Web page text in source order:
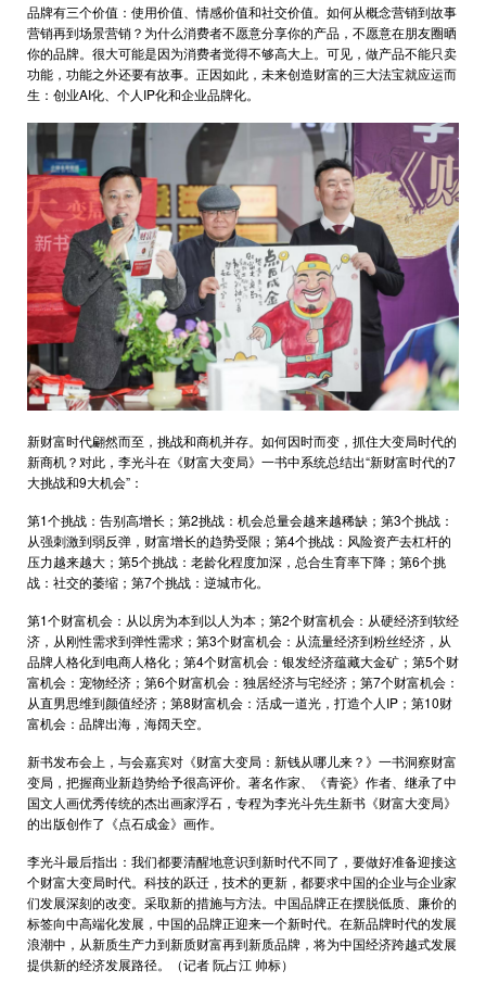
品牌有三个价值：使用价值、情感价值和社交价值。如何从概念营销到故事
营销再到场景营销？为什么消费者不愿意分享你的产品，不愿意在朋友圈晒
你的品牌。很大可能是因为消费者觉得不够高大上。可见，做产品不能只卖
功能，功能之外还要有故事。正因如此，未来创造财富的三大法宝就应运而
生：创业AI化、个人IP化和企业品牌化。
新财富时代翩然而至，挑战和商机并存。如何因时而变，抓住大变局时代的
新商机？对此，李光斗在《财富大变局》一书中系统总结出“新财富时代的7
大挑战和9大机会”：
第1个挑战：告别高增长；第2挑战：机会总量会越来越稀缺；第3个挑战：
从强刺激到弱反弹，财富增长的趋势受限；第4个挑战：风险资产去杠杆的
压力越来越大；第5个挑战：老龄化程度加深，总合生育率下降；第6个挑
战：社交的萎缩；第7个挑战：逆城市化。
第1个财富机会：从以房为本到以人为本；第2个财富机会：从硬经济到软经
济，从刚性需求到弹性需求；第3个财富机会：从流量经济到粉丝经济，从
品牌人格化到电商人格化；第4个财富机会：银发经济蕴藏大金矿；第5个财
富机会：宠物经济；第6个财富机会：独居经济与宅经济；第7个财富机会：
从直男思维到颜值经济；第8财富机会：活成一道光，打造个人IP；第10财
富机会：品牌出海，海阔天空。
新书发布会上，与会嘉宾对《财富大变局：新钱从哪儿来？》一书洞察财富
变局，把握商业新趋势给予很高评价。著名作家、《青瓷》作者、继承了中
国文人画优秀传统的杰出画家浮石，专程为李光斗先生新书《财富大变局》
的出版创作了《点石成金》画作。
李光斗最后指出：我们都要清醒地意识到新时代不同了，要做好准备迎接这
个财富大变局时代。科技的跃迁，技术的更新，都要求中国的企业与企业家
们发展深刻的改变。采取新的措施与方法。中国品牌正在摆脱低质、廉价的
标签向中高端化发展，中国的品牌正迎来一个新时代。在新品牌时代的发展
浪潮中，从新质生产力到新质财富再到新质品牌，将为中国经济跨越式发展
提供新的经济发展路径。（记者 阮占江 帅标）